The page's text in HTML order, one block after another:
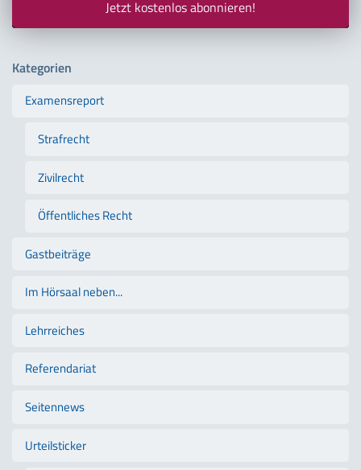
Jetzt kostenlos abonnieren!
Kategorien
Examensreport
Strafrecht
Zivilrecht
Öffentliches Recht
Gastbeiträge
Im Hörsaal neben...
Lehrreiches
Referendariat
Seitennews
Urteilsticker